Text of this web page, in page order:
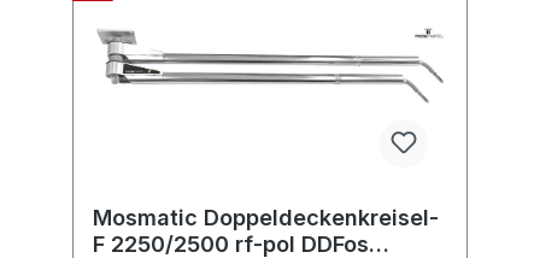
Mosmatic Doppeldeckenkreisel-
F 2250/2500 rf-pol DDFos